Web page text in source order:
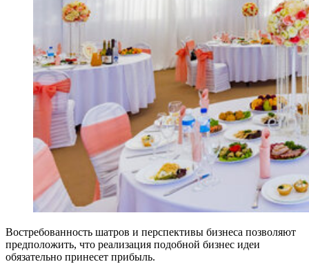
Востребованность шатров и перспективы бизнеса позволяют
предположить, что реализация подобной бизнес идеи
обязательно принесет прибыль.